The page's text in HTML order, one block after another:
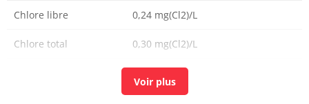
Chlore libre 0,24 mg(Cl2)/L
Chlore total 0,30 mg(Cl2)/L
<0,2 mg(C)/L